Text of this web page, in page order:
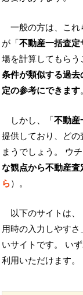
一般の方は、こ
が「不動産一括査定
場を計算してもらう
条件が類似する過
定の参考にできます。
しかし、「不動産
提供しており、ど
まうでしょう。 ウチ
な観点から不動産
ら）。
以下のサイトは
用時の入力しやす
いサイトです。 い
利用いただけます。